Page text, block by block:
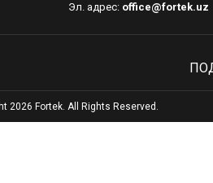
Эл. адрес: office@fortek.uz
2026 Fortek. All Rights Reserved.